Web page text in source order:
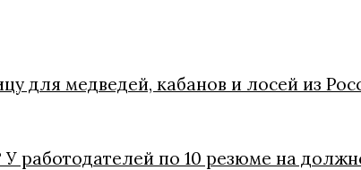
для медведей, кабанов и лосей из
работодателей по 10 резюме на